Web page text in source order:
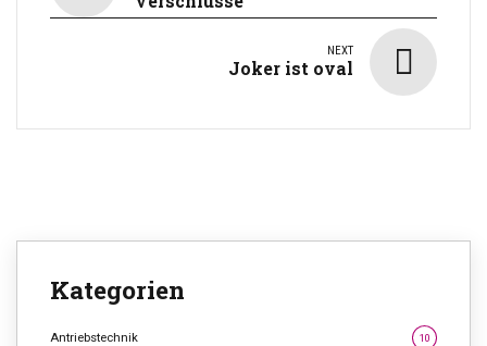
NEXT
Joker ist oval
Kategorien
Antriebstechnik 10